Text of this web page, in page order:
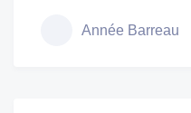
Année Barreau